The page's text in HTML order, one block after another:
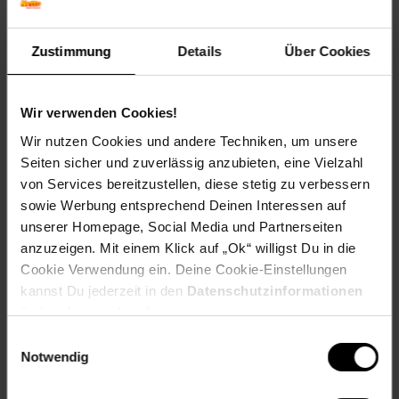
Zustimmung Details Über Cookies
Wir verwenden Cookies!
Wir nutzen Cookies und andere Techniken, um unsere
Seiten sicher und zuverlässig anzubieten, eine Vielzahl
von Services bereitzustellen, diese stetig zu verbessern
sowie Werbung entsprechend Deinen Interessen auf
unserer Homepage, Social Media und Partnerseiten
anzuzeigen. Mit einem Klick auf „Ok“ willigst Du in die
Cookie Verwendung ein. Deine Cookie-Einstellungen
kannst Du jederzeit in den Datenschutzinformationen
ändern bzw. widerrufen.
Notwendig
Frucht: Zierfrucht, nicht essbar
Standortempfehlung: Sonnig, trocken
Lichtbedarf: Sonnig-Halbschattig
Wasserbedarf: Gering
Rückschnitt: Rückschnitt im Frühjahr
Schnittverträglichkeit: Sehr gut
Bodenansprüche: durchlässig und nährstoffarm
Nährstoffgehalt: Gering
Frosthärte: bis -20 °C
Verwendung: Als Grabbepflanzung,Als Schnittpflanze,Im
Dachgarten,Steingarten, Bienenweide, Kübelpflanze,
Staudenbeet, Trockenmauer.
Eigenschaften